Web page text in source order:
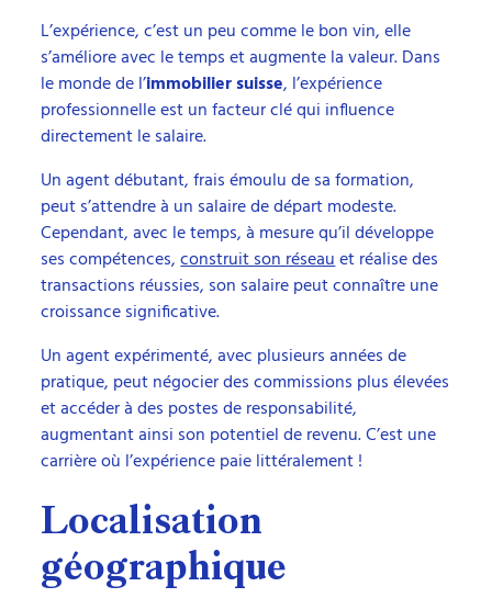
L’expérience, c’est un peu comme le bon vin, elle
s’améliore avec le temps et augmente la valeur. Dans
le monde de l’immobilier suisse, l’expérience
professionnelle est un facteur clé qui influence
directement le salaire.
Un agent débutant, frais émoulu de sa formation,
peut s’attendre à un salaire de départ modeste.
Cependant, avec le temps, à mesure qu’il développe
ses compétences,construit son réseauet réalise des
transactions réussies, son salaire peut connaître une
croissance significative.
Un agent expérimenté, avec plusieurs années de
pratique, peut négocier des commissions plus élevées
et accéder à des postes de responsabilité,
augmentant ainsi son potentiel de revenu. C’est une
carrière où l’expérience paie littéralement !
Localisation
géographique